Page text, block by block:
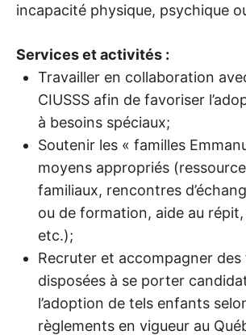
incapacité physique, psychique
Services et activités :
Travailler en collaboration
CIUSSS afin de favoriser
à besoins spéciaux;
Soutenir les « familles
moyens appropriés
familiaux, rencontres
ou de formation, aide au
etc.);
Recruter et accompagner des
disposées à se porter
l’adoption de tels enfants
règlements en vigueur au